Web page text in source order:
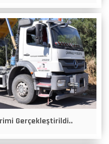
Gerçekleştirildi..